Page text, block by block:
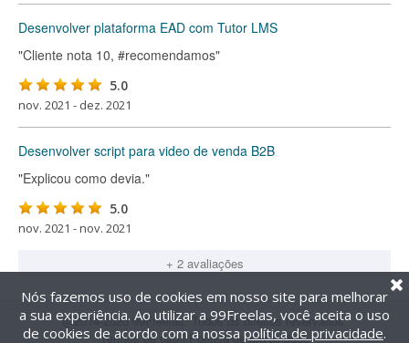
Desenvolver plataforma EAD com Tutor LMS
"Cliente nota 10, #recomendamos"
5.0
nov. 2021 - dez. 2021
Desenvolver script para video de venda B2B
"Explicou como devia."
5.0
nov. 2021 - nov. 2021
+ 2 avaliações
@2014-2026 99Freelas. Todos os direitos reservados.
Termos de uso| Política de privacidade
Nós fazemos uso de cookies em nosso site para melhorar
a sua experiência. Ao utilizar a 99Freelas, você aceita o uso
de cookies de acordo com a nossa política de privacidade.